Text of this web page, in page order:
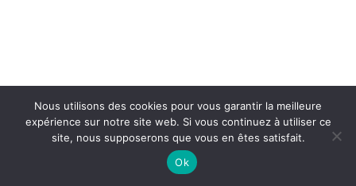
Nous utilisons des cookies pour vous garantir la meilleure
expérience sur notre site web. Si vous continuez à utiliser ce
site, nous supposerons que vous en êtes satisfait.
Ok